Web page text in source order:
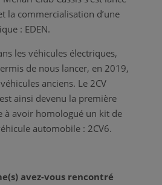
la commercialisation d’une
: EDEN.
les véhicules électriques,
de nous lancer, en 2019,
anciens. Le 2CV
ainsi devenu la première
à avoir homologué un kit de
automobile : 2CV6.
avez-vous rencontré